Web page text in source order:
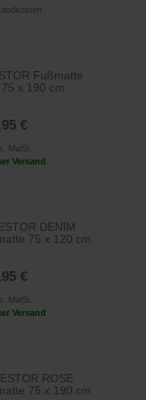
Fußmatte
x 190 cm
€
MwSt.
Versand
DENIM
75 x 120 cm
€
MwSt.
Versand
ROSE
75 x 190 cm